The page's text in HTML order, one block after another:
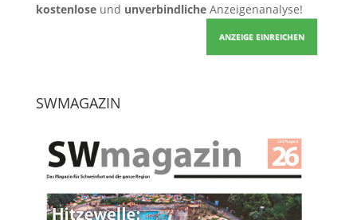
kostenloseund unverbindlicheAnzeigenanalyse!
ANZEIGE EINREICHEN
SWMAGAZIN